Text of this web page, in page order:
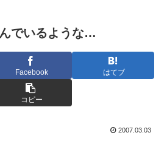
でいるような…
Facebook はてブ
コピー
2007.03.03